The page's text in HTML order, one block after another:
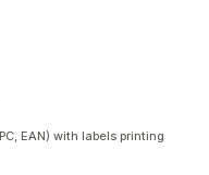
EAN) with labels printing